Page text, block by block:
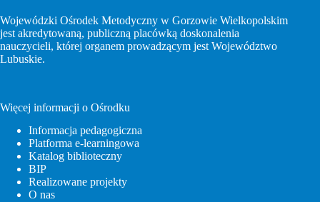
Wojewódzki Ośrodek Metodyczny w Gorzowie Wielkopolskim
jest akredytowaną, publiczną placówką doskonalenia
nauczycieli, której organem prowadzącym jest Województwo
Lubuskie.
Więcej informacji o Ośrodku
Informacja pedagogiczna
Platforma e-learningowa
Katalog biblioteczny
BIP
Realizowane projekty
O nas